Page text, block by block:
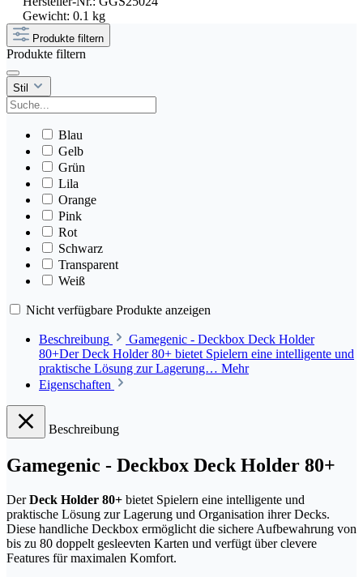
Gewicht: 0.1 kg
Produkte filtern
Produkte filtern
Stil
Blau
Gelb
Grün
Lila
Orange
Pink
Rot
Schwarz
Transparent
Weiß
Nicht verfügbare Produkte anzeigen
Beschreibung
Gamegenic - Deckbox Deck Holder
80+Der Deck Holder 80+ bietet Spielern eine intelligente und
praktische Lösung zur Lagerung… Mehr
Eigenschaften
Beschreibung
Gamegenic - Deckbox Deck Holder 80+
DerDeck Holder 80+ bietet Spielern eine intelligente und
praktische Lösung zur Lagerung und Organisation ihrer Decks.
Diese handliche Deckbox ermöglicht die sichere Aufbewahrung von
bis zu 80 doppelt gesleevten Karten und verfügt über clevere
Features für maximalen Komfort.